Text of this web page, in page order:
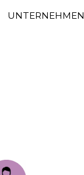
UNTERNEHMEN